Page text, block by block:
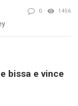
0 1456
bissa e vince